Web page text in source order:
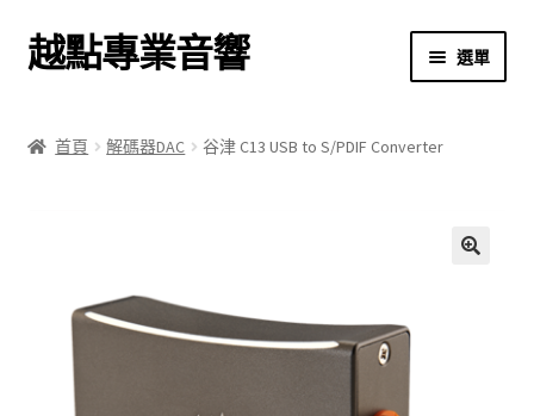
跳
至
覽
跳
至
要
越點專業音響 選單
我的帳號
首頁 解碼器DAC 谷津 C13 USB to S/PDIF Converter